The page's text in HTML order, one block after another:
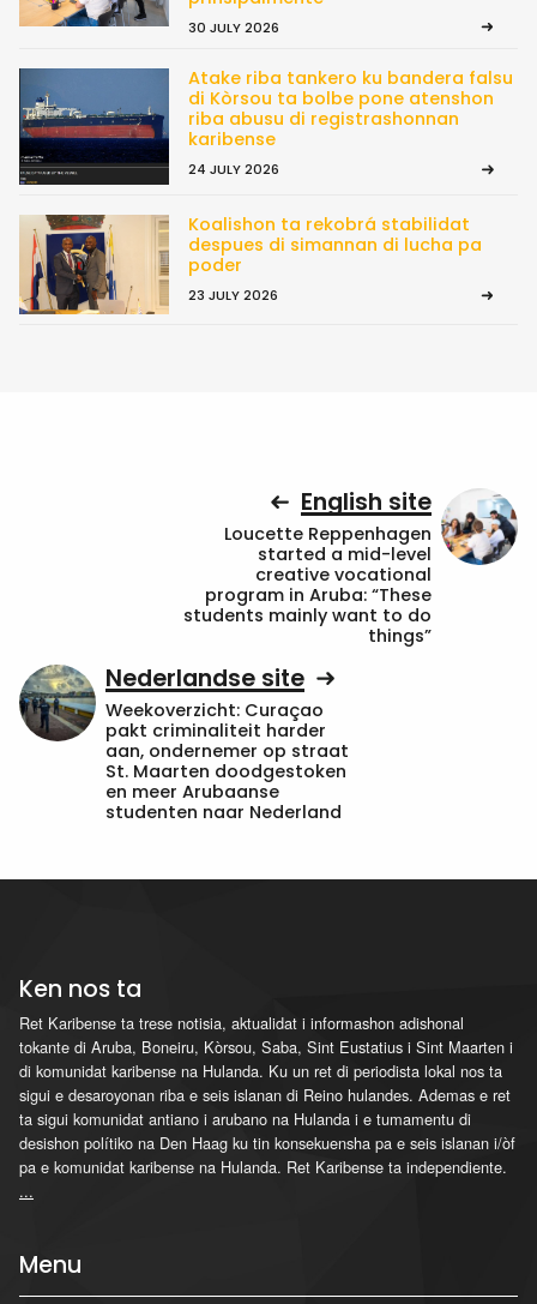
30 JULY 2026
Atake riba tankero ku bandera falsu
di Kòrsou ta bolbe pone atenshon
riba abusu di registrashonnan
karibense
24 JULY 2026
Koalishon ta rekobrá stabilidat
despues di simannan di lucha pa
poder
23 JULY 2026
English site
Loucette Reppenhagen
started a mid-level
creative vocational
program in Aruba: “These
students mainly want to do
things”
Nederlandse site
Weekoverzicht: Curaçao
pakt criminaliteit harder
aan, ondernemer op straat
St. Maarten doodgestoken
en meer Arubaanse
studenten naar Nederland
Ken nos ta
Ret Karibense ta trese notisia, aktualidat i informashon adishonal
tokante di Aruba, Boneiru, Kòrsou, Saba, Sint Eustatius i Sint Maarten i
di komunidat karibense na Hulanda. Ku un ret di periodista lokal nos ta
sigui e desaroyonan riba e seis islanan di Reino hulandes. Ademas e ret
ta sigui komunidat antiano i arubano na Hulanda i e tumamentu di
desishon polítiko na Den Haag ku tin konsekuensha pa e seis islanan i/òf
pa e komunidat karibense na Hulanda. Ret Karibense ta independiente.
...
Menu